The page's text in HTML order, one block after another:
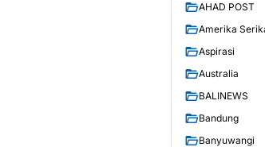
AHAD POST
Amerika
Aspirasi
Australia
BALINEWS
Bandung
Banyuwangi